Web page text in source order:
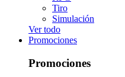
Tiro
Simulación
Ver todo
Promociones
Promociones